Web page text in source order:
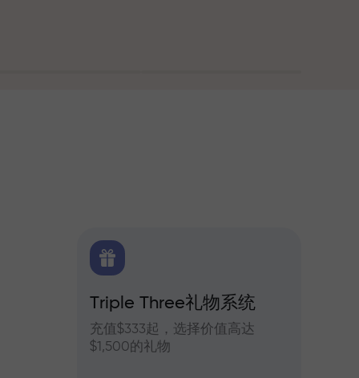
Triple Three礼物系统
充值$333起，选择价值高达
$1,500的礼物